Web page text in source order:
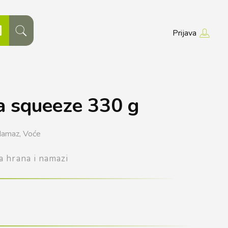
Prijava
squeeze 330 g
Voće
hrana i namazi